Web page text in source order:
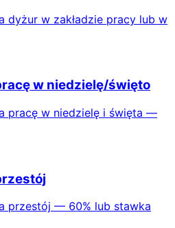
dyżur w zakładzie pracy lub w
w niedzielę/święto
pracę w niedzielę i święta —
przestój — 60% lub stawka